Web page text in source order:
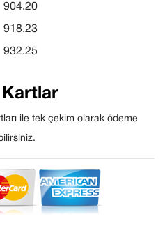
904.20
918.23
932.25
Kartlar
ile tek çekim olarak ödeme